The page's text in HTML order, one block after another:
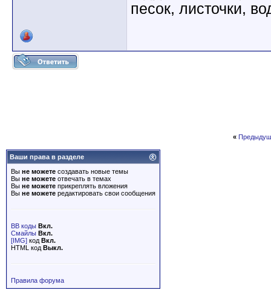
песок, листочки,
«
Ваши права в разделе
Вы не можете создавать новые темы
Вы не можете отвечать в темах
Вы не можете прикреплять вложения
Вы не можете редактировать свои сообщения
BB коды Вкл.
Смайлы Вкл.
[IMG] код Вкл.
HTML код Выкл.
Правила форума